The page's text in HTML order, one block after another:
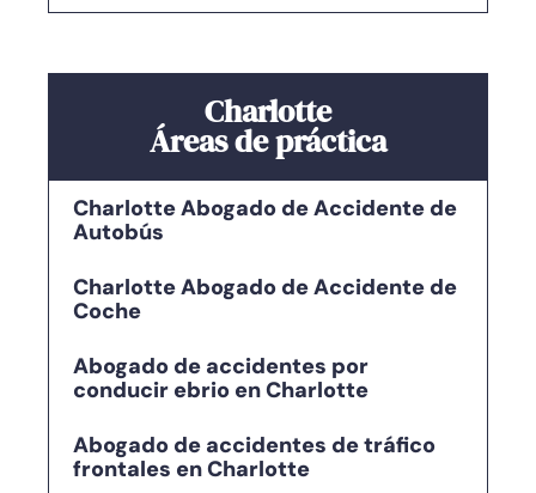
Charlotte
Áreas de práctica
Charlotte Abogado de Accidente de
Autobús
Charlotte Abogado de Accidente de
Coche
Abogado de accidentes por
conducir ebrio en Charlotte
Abogado de accidentes de tráfico
frontales en Charlotte